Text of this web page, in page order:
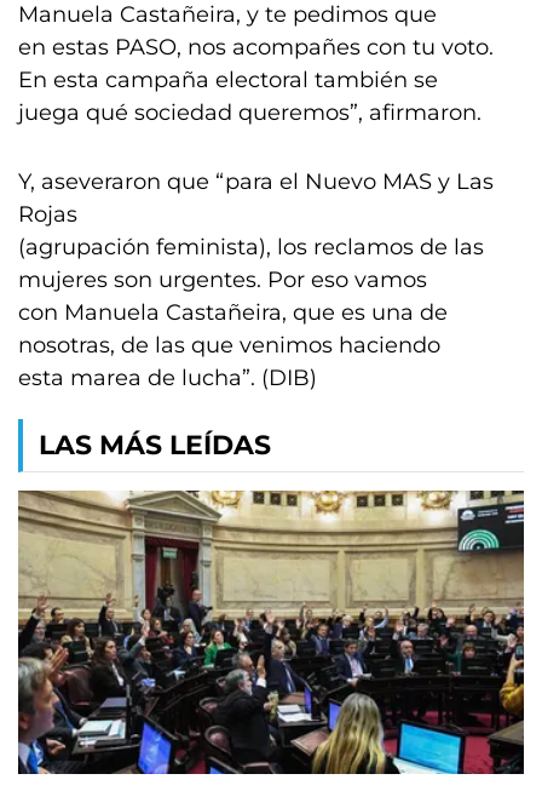
Manuela Castañeira, y te pedimos que
en estas PASO, nos acompañes con tu voto.
En esta campaña electoral también se
juega qué sociedad queremos”, afirmaron.
Y, aseveraron que “para el Nuevo MAS y Las
Rojas
(agrupación feminista), los reclamos de las
mujeres son urgentes. Por eso vamos
con Manuela Castañeira, que es una de
nosotras, de las que venimos haciendo
esta marea de lucha”. (DIB)
LAS MÁS LEÍDAS